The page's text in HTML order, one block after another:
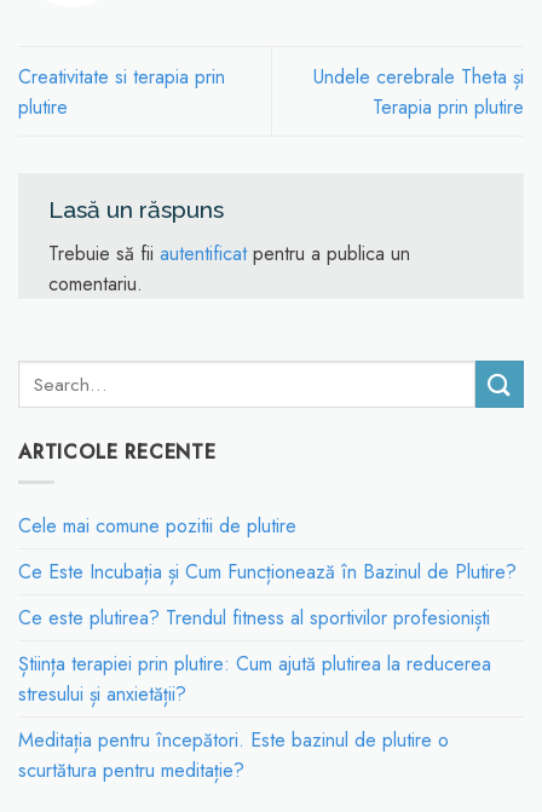
Creativitate si terapia prin
plutire
Undele cerebrale Theta și
Terapia prin plutire
Lasă un răspuns
Trebuie să fii autentificatpentru a publica un
comentariu.
ARTICOLE RECENTE
Cele mai comune pozitii de plutire
Ce Este Incubația și Cum Funcționează în Bazinul de Plutire?
Ce este plutirea? Trendul fitness al sportivilor profesioniști
Știința terapiei prin plutire: Cum ajută plutirea la reducerea
stresului și anxietății?
Meditația pentru începători. Este bazinul de plutire o
scurtătura pentru meditație?